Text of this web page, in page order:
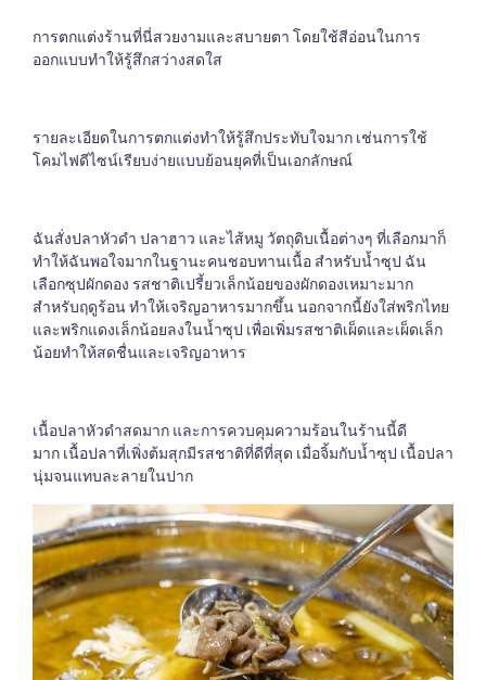
การตกแต่งร้านที่นี่สวยงามและสบายตา โดยใช้สีอ่อนในการ
ออกแบบทำให้รู้สึกสว่างสดใส
รายละเอียดในการตกแต่งทำให้รู้สึกประทับใจมาก เช่นการใช้
โคมไฟดีไซน์เรียบง่ายแบบย้อนยุคที่เป็นเอกลักษณ์
ฉันสั่งปลาหัวดำ ปลาฮาว และไส้หมู วัตถุดิบเนื้อต่างๆ ที่เลือกมาก็
ทำให้ฉันพอใจมากในฐานะคนชอบทานเนื้อ สำหรับน้ำซุป ฉัน
เลือกซุปผักดอง รสชาติเปรี้ยวเล็กน้อยของผักดองเหมาะมาก
สำหรับฤดูร้อน ทำให้เจริญอาหารมากขึ้น นอกจากนี้ยังใส่พริกไทย
และพริกแดงเล็กน้อยลงในน้ำซุป เพื่อเพิ่มรสชาติเผ็ดและเผ็ดเล็ก
น้อยทำให้สดชื่นและเจริญอาหาร
เนื้อปลาหัวดำสดมาก และการควบคุมความร้อนในร้านนี้ดี
มาก เนื้อปลาที่เพิ่งต้มสุกมีรสชาติที่ดีที่สุด เมื่อจิ้มกับน้ำซุป เนื้อปลา
นุ่มจนแทบละลายในปาก